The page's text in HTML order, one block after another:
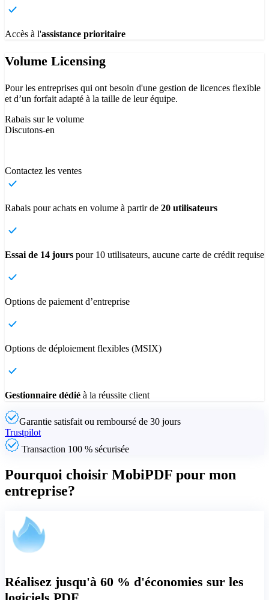
Accès à l'assistance prioritaire
Volume Licensing
Pour les entreprises qui ont besoin d'une gestion de licences flexible
et d’un forfait adapté à la taille de leur équipe.
Rabais sur le volume
Discutons-en
Contactez les ventes
Rabais pour achats en volume à partir de 20 utilisateurs
Essai de 14 jours pour 10 utilisateurs, aucune carte de crédit requise
Options de paiement d’entreprise
Options de déploiement flexibles (MSIX)
Gestionnaire dédié à la réussite client
Garantie satisfait ou remboursé de 30 jours
Trustpilot
Transaction 100 % sécurisée
Pourquoi choisir MobiPDF pour mon
entreprise?
Réalisez jusqu'à 60 % d'économies sur les